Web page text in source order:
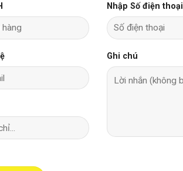
Nhập Số điện thoại
Ghi chú